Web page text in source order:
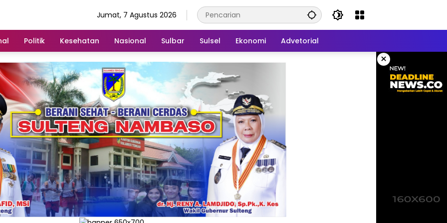
Jumat, 7 Agustus 2026
Politik Kesehatan Nasional Sulbar Sulsel Ekonomi Advetorial
×